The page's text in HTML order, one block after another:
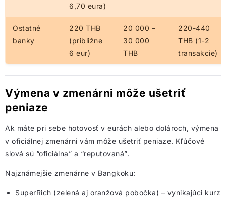
6,70 eura)
Ostatné
banky
220 THB
(približne
6 eur)
20 000 –
30 000
THB
220-440
THB (1-2
transakcie)
Výmena v zmenárni môže ušetriť
peniaze
Ak máte pri sebe hotovosť v eurách alebo dolároch, výmena
v oficiálnej zmenárni vám môže ušetriť peniaze. Kľúčové
slová sú “oficiálna” a “reputovaná”.
Najznámejšie zmenárne v Bangkoku:
SuperRich (zelená aj oranžová pobočka) – vynikajúci kurz